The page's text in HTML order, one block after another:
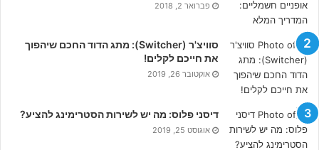
פברואר 2, 2018
סוויצ'ר (Switcher): מתג הדוד החכם שיהפוך
את חייכם לקלים!
אוקטובר 26, 2019
דיסני פלוס: מה יש לשירות הסטרימינג להציע?
אוגוסט 25, 2019